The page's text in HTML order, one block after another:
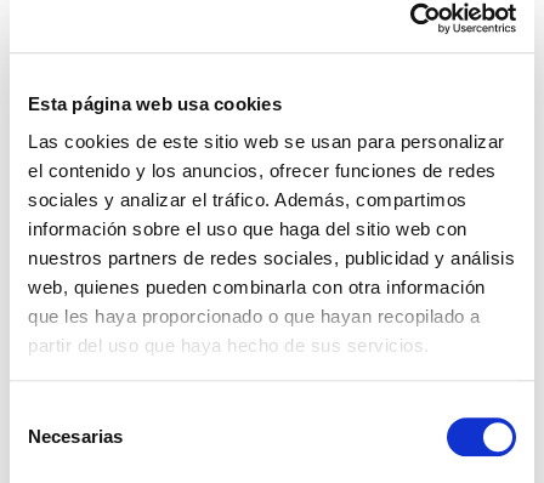
Esta página web usa cookies
Las cookies de este sitio web se usan para personalizar
el contenido y los anuncios, ofrecer funciones de redes
sociales y analizar el tráfico. Además, compartimos
información sobre el uso que haga del sitio web con
nuestros partners de redes sociales, publicidad y análisis
web, quienes pueden combinarla con otra información
que les haya proporcionado o que hayan recopilado a
partir del uso que haya hecho de sus servicios.
Necesarias
Elegir al socio adecuado es clave. Al buscar una empresa
los siguientes factores:
Experiencia local:Debe conocer a fondo el mercado de
Estepona y la Costa del Sol.
Servicios integrales:Busca una empresa que ofrezca
asesoramiento legal y fiscal, no solo administrativo.
Transparencia: Exige informes claros y periódicos sobre
Cada cliente y cada propiedad